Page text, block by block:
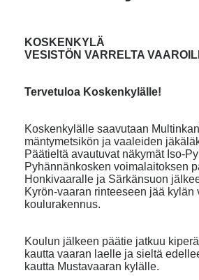
KOSKENKYLÄ
VESISTÖN VARRELTA
Tervetuloa Koskenkylälle!
Koskenkylälle saavutaan
mäntymetsikön ja vaaleiden
Päätieltä avautuvat näkymät Iso-
Pyhännänkosken voimalaitoksen
Honkivaaralle ja Särkänsuon
Kyrön-vaaran rinteeseen jää kylän
koulurakennus.
Koulun jälkeen päätie jatkuu
kautta vaaran laelle ja sieltä
kautta Mustavaaran kylälle.